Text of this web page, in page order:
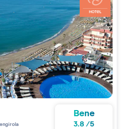
sur 5
Bene
3.8 /5